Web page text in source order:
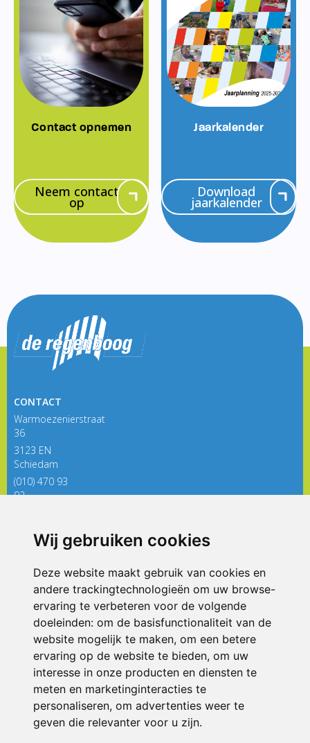
Wij gebruiken cookies
Deze website maakt gebruik van cookies en
andere trackingtechnologieën om uw browse-
ervaring te verbeteren voor de volgende
doeleinden: om de basisfunctionaliteit van de
website mogelijk te maken, om een betere
ervaring op de website te bieden, om uw
interesse in onze producten en diensten te
meten en marketinginteracties te
personaliseren, om advertenties weer te
geven die relevanter voor u zijn.
Contact opnemen
Neem contact
op
Jaarkalender
Download
jaarkalender
CONTACT
Warmoezenierstraat
36
3123 EN
Schiedam
(010) 470 93
92
ONDERDEEL VAN
© 2026 De Regenboog | Alle rechten voorbehouden
Privacy policy|Disclaimer| Klachtenregeling|RSIN en Anbi
voorkeuren